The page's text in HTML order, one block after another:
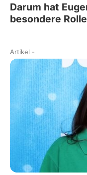
Darum hat
besondere Rolle
Artikel -